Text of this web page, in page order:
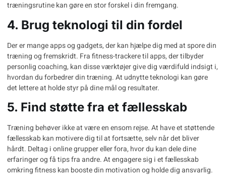
træningsrutinekan gøre en stor forskel i din fremgang.
4. Brug teknologi til din fordel
Der er mange apps og gadgets, der kan hjælpe dig med at spore din
træning og fremskridt. Fra fitness-trackere til apps, der tilbyder
personlig coaching, kan disse værktøjer give dig værdifuld indsigt i,
hvordan du forbedrer din træning. At udnytte teknologi kan gøre
det lettere at holde styr på dine mål og resultater.
5. Find støtte fra et fællesskab
Træning behøver ikke at være en ensom rejse. At have et støttende
fællesskab kan motivere dig til at fortsætte, selv når det bliver
hårdt. Deltag i online grupper eller fora, hvor du kan dele dine
erfaringer og få tips fra andre. At engagere sig i etfællesskab
omkring fitnesskan booste din motivation og holde dig ansvarlig.